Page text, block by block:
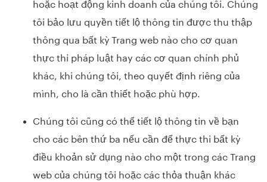
tôi bảo lưu quyền tiết lộ thông tin được thu thập
thông qua bất kỳ Trang web nào cho cơ quan
thực thi pháp luật hay các cơ quan chính phủ
khác, khi chúng tôi, theo quyết định riêng của
mình, cho là cần thiết hoặc phù hợp.
Chúng tôi cũng có thể tiết lộ thông tin về bạn
cho các bên thứ ba nếu cần để thực thi bất kỳ
điều khoản sử dụng nào cho một trong các Trang
web của chúng tôi hoặc các thỏa thuận khác